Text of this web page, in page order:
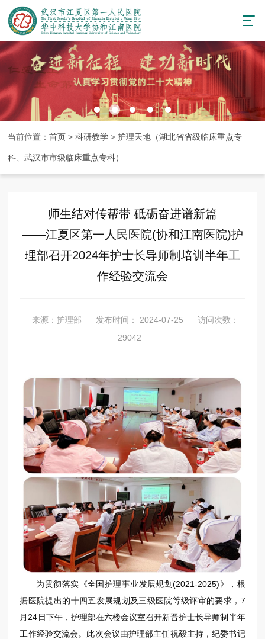
当前位置：首页 >科研教学 >护理天地（湖北省省级临床重点专
科、武汉市市级临床重点专科）
师生结对传帮带 砥砺奋进谱新篇
——江夏区第一人民医院(协和江南医院)护
理部召开2024年护士长导师制培训半年工
作经验交流会
来源：护理部 发布时间： 2024-07-25
访问次数：
29042
为贯彻落实《全国护理事业发展规划(2021-2025)》，根
据医院提出的十四五发展规划及三级医院等级评审的要求，7
月24日下午，护理部在六楼会议室召开新晋护士长导师制半年
工作经验交流会。此次会议由护理部主任祝毅主持，纪委书记